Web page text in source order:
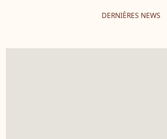
DERNIÈRES NEWS